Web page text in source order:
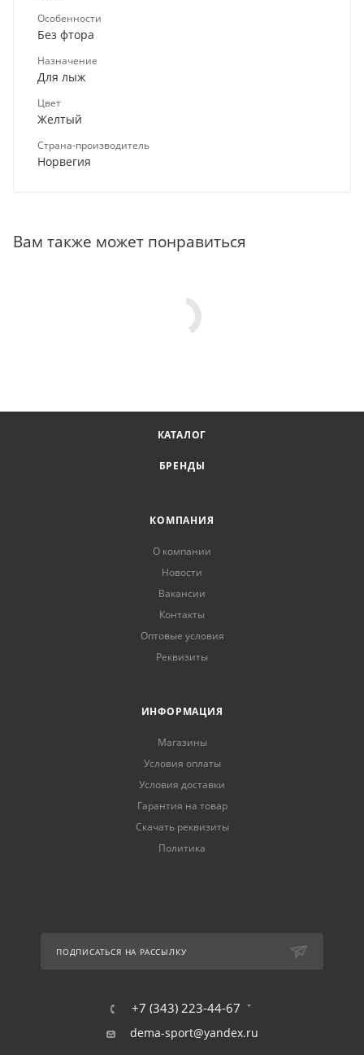
Особенности
Без фтора
Назначение
Для лыж
Цвет
Желтый
Страна-производитель
Норвегия
Вам также может понравиться
КАТАЛОГ
БРЕНДЫ
КОМПАНИЯ
О компании
Новости
Вакансии
Контакты
Оптовые условия
Реквизиты
ИНФОРМАЦИЯ
Магазины
Условия оплаты
Условия доставки
Гарантия на товар
Скачать реквизиты
Политика
ПОДПИСАТЬСЯ НА РАССЫЛКУ
+7 (343) 223-44-67
dema-sport@yandex.ru